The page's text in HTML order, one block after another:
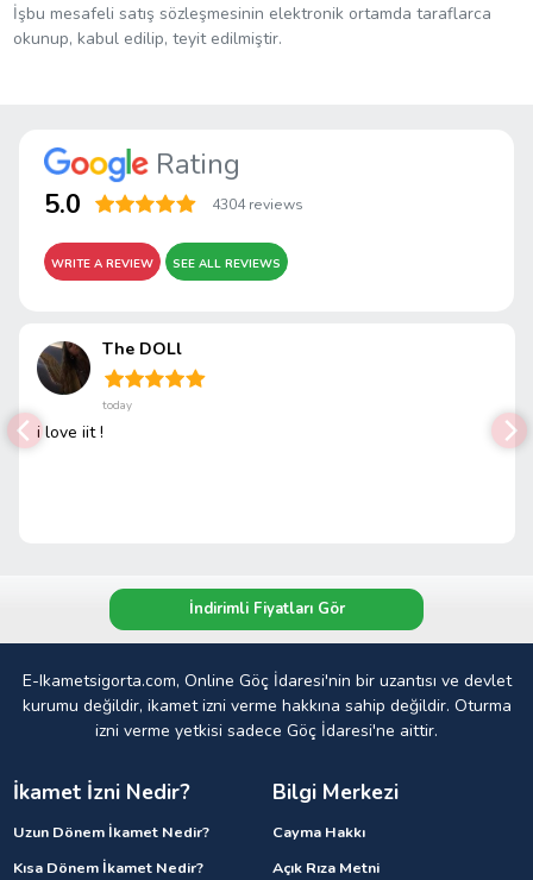
İşbu mesafeli satış sözleşmesinin elektronik ortamda taraflarca
okunup, kabul edilip, teyit edilmiştir.
Rating
5.0 4304 reviews
WRITE A REVIEW SEE ALL REVIEWS
The DOLl
today
i love iit !
İndirimli Fiyatları Gör
E-Ikametsigorta.com, Online Göç İdaresi'nin bir uzantısı ve devlet
kurumu değildir, ikamet izni verme hakkına sahip değildir. Oturma
izni verme yetkisi sadece Göç İdaresi'ne aittir.
İkamet İzni Nedir?
Uzun Dönem İkamet Nedir?
Kısa Dönem İkamet Nedir?
Bilgi Merkezi
Cayma Hakkı
Açık Rıza Metni